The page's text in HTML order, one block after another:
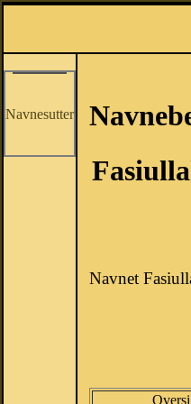
Navnesutter
Navnet